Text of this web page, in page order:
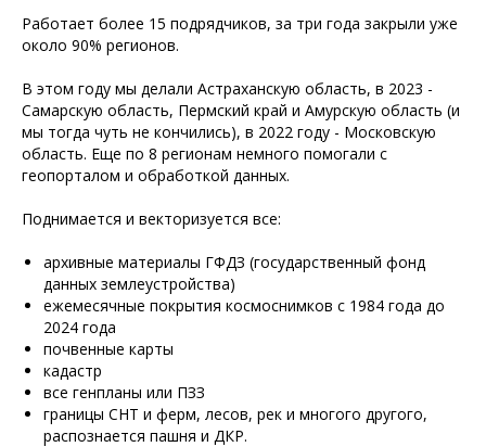
Работает более 15 подрядчиков, за три года закрыли уже
около 90% регионов.
В этом году мы делали Астраханскую область, в 2023 -
Самарскую область, Пермский край и Амурскую область (и
мы тогда чуть не кончились), в 2022 году - Московскую
область. Еще по 8 регионам немного помогали с
геопорталом и обработкой данных.
Поднимается и векторизуется все:
архивные материалы ГФДЗ (государственный фонд
данных землеустройства)
ежемесячные покрытия космоснимков с 1984 года до
2024 года
почвенные карты
кадастр
все генпланы или ПЗЗ
границы СНТ и ферм, лесов, рек и многого другого,
распознается пашня и ДКР.